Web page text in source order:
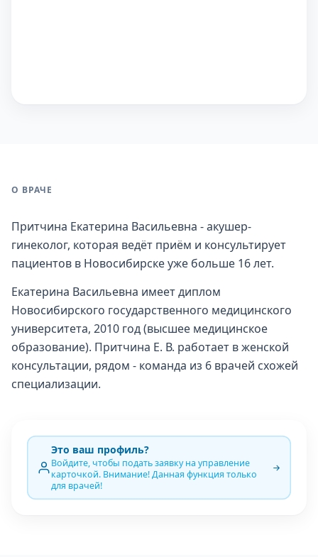
О ВРАЧЕ
Притчина Екатерина Васильевна - акушер-
гинеколог, которая ведёт приём и консультирует
пациентов в Новосибирске уже больше 16 лет.
Екатерина Васильевна имеет диплом
Новосибирского государственного медицинского
университета, 2010 год (высшее медицинское
образование). Притчина Е. В. работает в женской
консультации, рядом - команда из 6 врачей схожей
специализации.
Это ваш профиль?
Войдите, чтобы подать заявку на управление
карточкой. Внимание! Данная функция только
для врачей!